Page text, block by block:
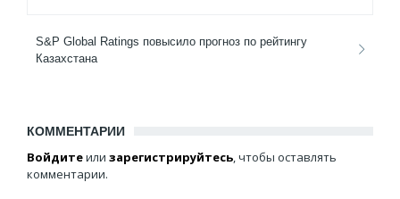
S&P Global Ratings повысило прогноз по рейтингу
Казахстана
КОММЕНТАРИИ
Войдитеили зарегистрируйтесь , чтобы оставлять
комментарии.